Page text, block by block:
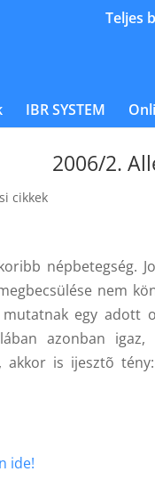
Teljes
IBR SYSTEM
2006/2.
cikkek
népbetegség.
nem
egy adott
azonban
akkor is ijesztõ
ide!